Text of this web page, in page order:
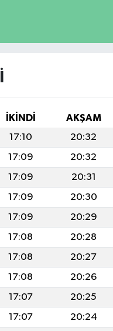
İKINDI AKŞAM
17:10 20:32
17:09 20:32
17:09 20:31
17:09 20:30
17:09 20:29
17:08 20:28
17:08 20:27
17:08 20:26
17:07 20:25
17:07 20:24